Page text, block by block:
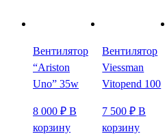
Вентилятор
“Ariston
Uno” 35w
8 000 ₽ В
корзину
Вентилятор
Viessman
Vitopend 100
7 500₽ В
корзину